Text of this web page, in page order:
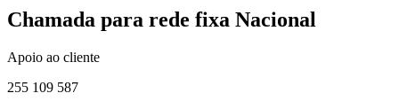
Chamada para rede fixa Nacional
Apoio ao cliente
255 109 587